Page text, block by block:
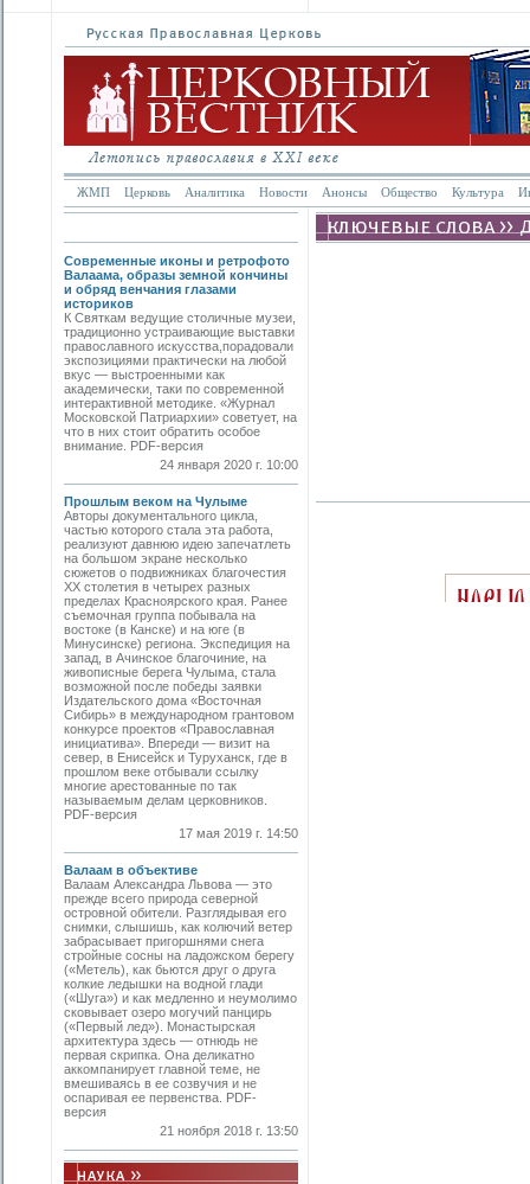
ЖМП Церковь Аналитика Новости Анонсы Общество Культура
Современные иконы и ретрофото
Валаама, образы земной кончины
и обряд венчания глазами
историков
К Святкам ведущие столичные музеи,
традиционно устраивающие выставки
православного искусства,порадовали
экспозициями практически на любой
вкус — выстроенными как
академически, таки по современной
интерактивной методике. «Журнал
Московской Патриархии» советует, на
что в них стоит обратить особое
внимание. PDF-версия
24 января 2020 г. 10:00
Прошлым веком на Чулыме
Авторы документального цикла,
частью которого стала эта работа,
реализуют давнюю идею запечатлеть
на большом экране несколько
сюжетов о подвижниках благочестия
ХХ столетия в четырех разных
пределах Красноярского края. Ранее
съемочная группа побывала на
востоке (в Канске) и на юге (в
Минусинске) региона. Экспедиция на
запад, в Ачинское благочиние, на
живописные берега Чулыма, стала
возможной после победы заявки
Издательского дома «Восточная
Сибирь» в международном грантовом
конкурсе проектов «Православная
инициатива». Впереди — визит на
север, в Енисейск и Туруханск, где в
прошлом веке отбывали ссылку
многие арестованные по так
называемым делам церковников.
PDF-версия
17 мая 2019 г. 14:50
Валаам в объективе
Валаам Александра Львова — это
прежде всего природа северной
островной обители. Разглядывая его
снимки, слышишь, как колючий ветер
забрасывает пригоршнями снега
стройные сосны на ладожском берегу
(«Метель), как бьются друг о друга
колкие ледышки на водной глади
(«Шуга») и как медленно и неумолимо
сковывает озеро могучий панцирь
(«Первый лед»). Монастырская
архитектура здесь — отнюдь не
первая скрипка. Она деликатно
аккомпанирует главной теме, не
вмешиваясь в ее созвучия и не
оспаривая ее первенства. PDF-
версия
21 ноября 2018 г. 13:50